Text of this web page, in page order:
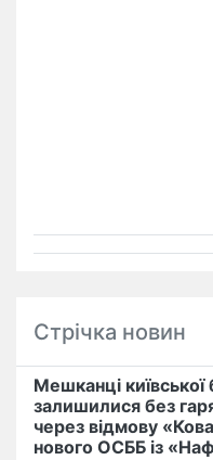
Стрічка новин
Мешканці київської
залишилися без
через відмову
нового ОСББ із